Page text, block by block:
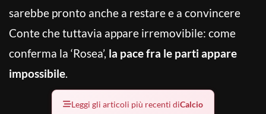
sarebbe pronto anche a restare e a convincere
Conte che tuttavia appare irremovibile: come
conferma la ‘Rosea’, la pace fra le parti appare
impossibile.
Leggi gli articoli più recenti diCalcio